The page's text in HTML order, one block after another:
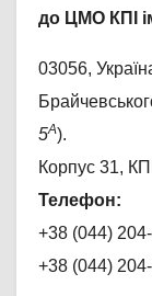
до ЦМО КПІ
03056,
5А).
Корпус 31,
Телефон:
+38 (044)
+38 (044)